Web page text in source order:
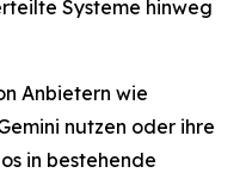
Systeme hinweg
Anbietern wie
nutzen oder ihre
in bestehende